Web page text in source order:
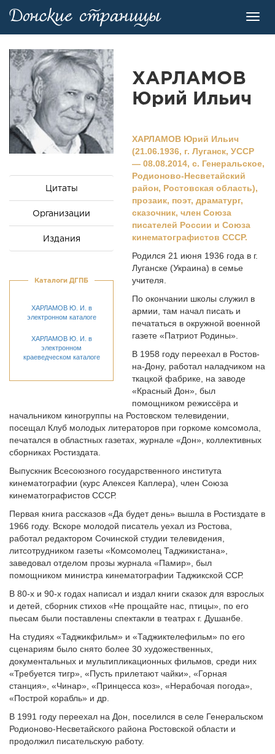
Цитаты
Организации
Издания
Каталоги ДГПБ
ХАРЛАМОВ Ю. И. в
электронном каталоге
ХАРЛАМОВ Ю. И. в
электронном
краеведческом каталоге
ХАРЛАМОВ
Юрий Ильич
ХАРЛАМОВ Юрий Ильич
(21.06.1936, г. Луганск, УССР
— 08.08.2014, с. Генеральское,
Родионово-Несветайский
район, Ростовская область),
прозаик, поэт, драматург,
сказочник, член Союза
писателей России и Союза
кинематографистов СССР.
Родился 21 июня 1936 года в г.
Луганске (Украина) в семье
учителя.
По окончании школы служил в
армии, там начал писать и
печататься в окружной военной
газете «Патриот Родины».
В 1958 году переехал в Ростов-
на-Дону, работал наладчиком на
ткацкой фабрике, на заводе
«Красный Дон», был
помощником режиссёра и
начальником киногруппы на Ростовском телевидении,
посещал Клуб молодых литераторов при горкоме комсомола,
печатался в областных газетах, журнале «Дон», коллективных
сборниках Ростиздата.
Выпускник Всесоюзного государственного института
кинематографии (курс Алексея Каплера), член Союза
кинематографистов СССР.
Первая книга рассказов «Да будет день» вышла в Ростиздате в
1966 году. Вскоре молодой писатель уехал из Ростова,
работал редактором Сочинской студии телевидения,
литсотрудником газеты «Комсомолец Таджикистана»,
заведовал отделом прозы журнала «Памир», был
помощником министра кинематографии Таджикской ССР.
В 80-х и 90-х годах написал и издал книги сказок для взрослых
и детей, сборник стихов «Не прощайте нас, птицы», по его
пьесам были поставлены спектакли в театрах г. Душанбе.
На студиях «Таджикфильм» и «Таджиктелефильм» по его
сценариям было снято более 30 художественных,
документальных и мультипликационных фильмов, среди них
«Требуется тигр», «Пусть прилетают чайки», «Горная
станция», «Чинар», «Принцесса коз», «Нерабочая погода»,
«Построй корабль» и др.
В 1991 году переехал на Дон, поселился в селе Генеральском
Родионово-Несветайского района Ростовской области и
продолжил писательскую работу.